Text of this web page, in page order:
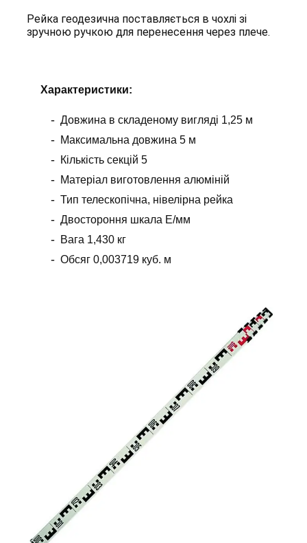
Рейка геодезична поставляється в чохлі зі
зручною ручкою для перенесення через плече.
Характеристики:
Довжина в складеному вигляді 1,25 м
Максимальна довжина 5 м
Кількість секцій 5
Матеріал виготовлення алюміній
Тип телескопічна, нівелірна рейка
Двостороння шкала Е/мм
Вага 1,430 кг
Обсяг 0,003719 куб. м